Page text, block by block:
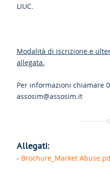
LIUC.
Modalità di iscrizione e
allegata.
Per informazioni chiamare
assosim@assosim.it
Allegati:
- Brochure_Market